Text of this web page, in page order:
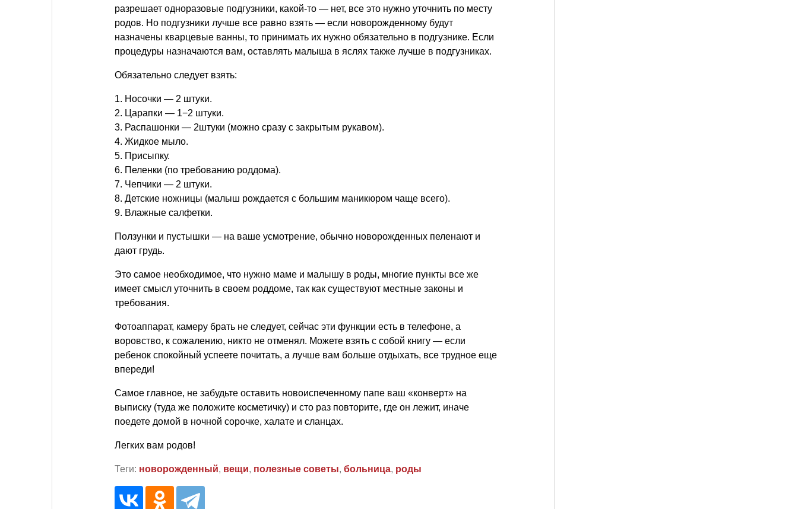
разрешает одноразовые подгузники, какой-то — нет, все это нужно уточнить по месту
родов. Но подгузники лучше все равно взять — если новорожденному будут
назначены кварцевые ванны, то принимать их нужно обязательно в подгузнике. Если
процедуры назначаются вам, оставлять малыша в яслях также лучше в подгузниках.
Обязательно следует взять:
1. Носочки — 2 штуки.
2. Царапки — 1−2 штуки.
3. Распашонки — 2штуки (можно сразу с закрытым рукавом).
4. Жидкое мыло.
5. Присыпку.
6. Пеленки (по требованию роддома).
7. Чепчики — 2 штуки.
8. Детские ножницы (малыш рождается с большим маникюром чаще всего).
9. Влажные салфетки.
Ползунки и пустышки — на ваше усмотрение, обычно новорожденных пеленают и
дают грудь.
Это самое необходимое, что нужно маме и малышу в роды, многие пункты все же
имеет смысл уточнить в своем роддоме, так как существуют местные законы и
требования.
Фотоаппарат, камеру брать не следует, сейчас эти функции есть в телефоне, а
воровство, к сожалению, никто не отменял. Можете взять с собой книгу — если
ребенок спокойный успеете почитать, а лучше вам больше отдыхать, все трудное еще
впереди!
Самое главное, не забудьте оставить новоиспеченному папе ваш «конверт» на
выписку (туда же положите косметичку) и сто раз повторите, где он лежит, иначе
поедете домой в ночной сорочке, халате и сланцах.
Легких вам родов!
Теги: новорожденный, вещи, полезные советы, больница, роды